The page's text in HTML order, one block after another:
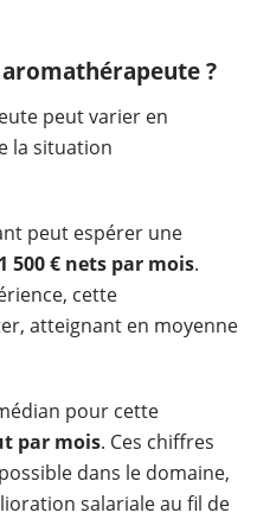
?
peut varier en
la situation
peut espérer une
1 500 € nets par mois.
cette
atteignant en moyenne
pour cette
par mois. Ces chiffres
dans le domaine,
salariale au fil de